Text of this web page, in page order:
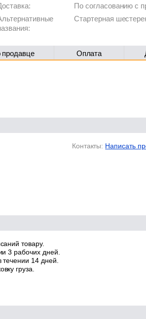
По согласованию с
Стартерная
Оплата
Контакты: Написать
товару.
3 рабочих дней.
течении 14 дней.
груза.